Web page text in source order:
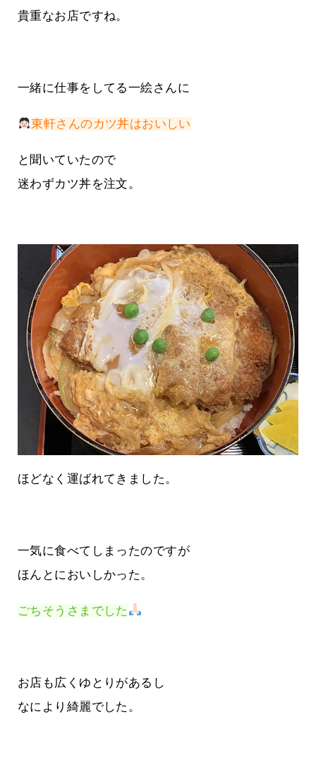
貴重なお店ですね。
一緒に仕事をしてる一絵さんに
東軒さんのカツ丼はおいしい
と聞いていたので
迷わずカツ丼を注文。
ほどなく運ばれてきました。
一気に食べてしまったのですが
ほんとにおいしかった。
ごちそうさまでした
お店も広くゆとりがあるし
なにより綺麗でした。